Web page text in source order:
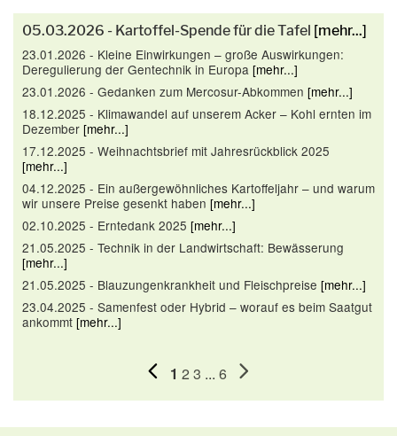
05.03.2026 - Kartoffel-Spende für die Tafel [mehr...]
23.01.2026 - Kleine Einwirkungen – große Auswirkungen:
Deregulierung der Gentechnik in Europa [mehr...]
23.01.2026 - Gedanken zum Mercosur-Abkommen [mehr...]
18.12.2025 - Klimawandel auf unserem Acker – Kohl ernten im
Dezember [mehr...]
17.12.2025 - Weihnachtsbrief mit Jahresrückblick 2025
[mehr...]
04.12.2025 - Ein außergewöhnliches Kartoffeljahr – und warum
wir unsere Preise gesenkt haben [mehr...]
02.10.2025 - Erntedank 2025 [mehr...]
21.05.2025 - Technik in der Landwirtschaft: Bewässerung
[mehr...]
21.05.2025 - Blauzungenkrankheit und Fleischpreise [mehr...]
23.04.2025 - Samenfest oder Hybrid – worauf es beim Saatgut
ankommt [mehr...]
1 2 3 ... 6